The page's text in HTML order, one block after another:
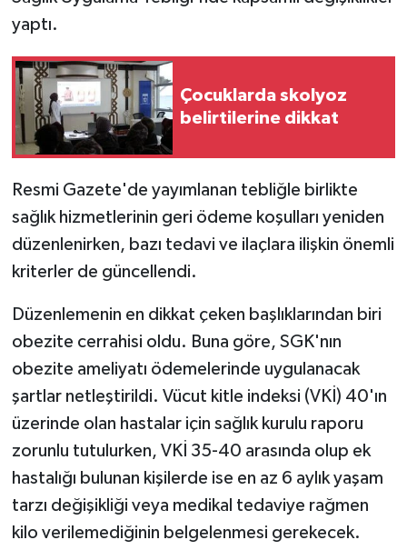
yaptı.
Çocuklarda skolyoz
belirtilerine dikkat
Resmi Gazete'de yayımlanan tebliğle birlikte
sağlık hizmetlerinin geri ödeme koşulları yeniden
düzenlenirken, bazı tedavi ve ilaçlara ilişkin önemli
kriterler de güncellendi.
Düzenlemenin en dikkat çeken başlıklarından biri
obezite cerrahisi oldu. Buna göre, SGK'nın
obezite ameliyatı ödemelerinde uygulanacak
şartlar netleştirildi. Vücut kitle indeksi (VKİ) 40'ın
üzerinde olan hastalar için sağlık kurulu raporu
zorunlu tutulurken, VKİ 35-40 arasında olup ek
hastalığı bulunan kişilerde ise en az 6 aylık yaşam
tarzı değişikliği veya medikal tedaviye rağmen
kilo verilemediğinin belgelenmesi gerekecek.